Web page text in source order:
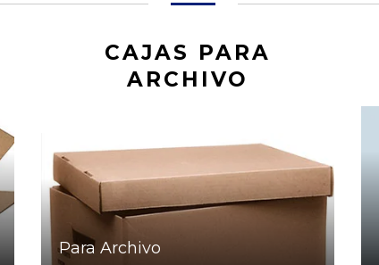
CAJAS PARA
ARCHIVO
Para Archivo